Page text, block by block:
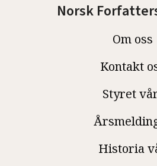
Norsk
Om oss
Kontakt
Styret
Historia